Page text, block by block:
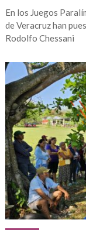
En los Juegos
de Veracruz han
Rodolfo Chessani